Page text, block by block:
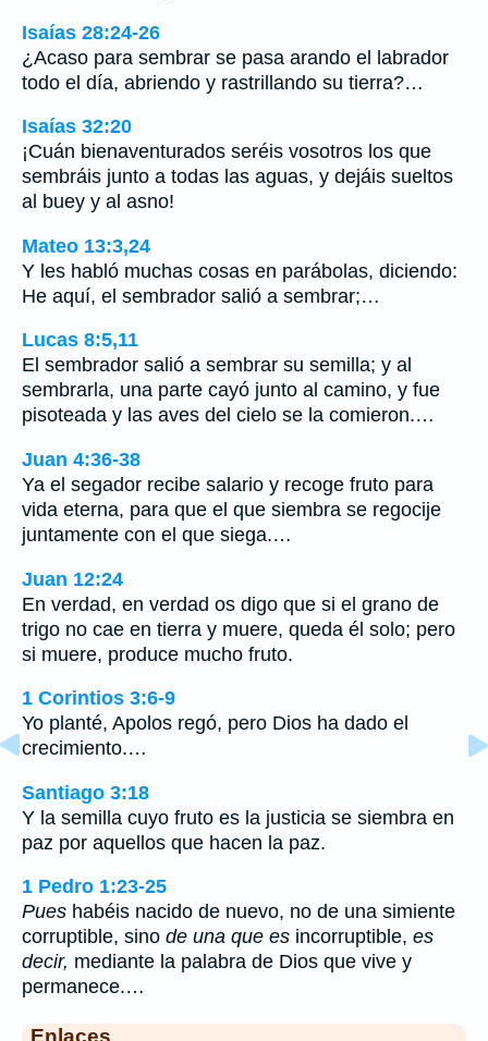
Isaías 28:24-26
¿Acaso para sembrar se pasa arando el labrador
todo el día, abriendo y rastrillando su tierra?…
Isaías 32:20
¡Cuán bienaventurados seréis vosotros los que
sembráis junto a todas las aguas, y dejáis sueltos
al buey y al asno!
Mateo 13:3,24
Y les habló muchas cosas en parábolas, diciendo:
He aquí, el sembrador salió a sembrar;…
Lucas 8:5,11
El sembrador salió a sembrar su semilla; y al
sembrarla, una parte cayó junto al camino, y fue
pisoteada y las aves del cielo se la comieron.…
Juan 4:36-38
Ya el segador recibe salario y recoge fruto para
vida eterna, para que el que siembra se regocije
juntamente con el que siega.…
Juan 12:24
En verdad, en verdad os digo que si el grano de
trigo no cae en tierra y muere, queda él solo; pero
si muere, produce mucho fruto.
1 Corintios 3:6-9
Yo planté, Apolos regó, pero Dios ha dado el
crecimiento.…
Santiago 3:18
Y la semilla cuyo fruto es la justicia se siembra en
paz por aquellos que hacen la paz.
1 Pedro 1:23-25
Pues habéis nacido de nuevo, no de una simiente
corruptible, sino de una que es incorruptible, es
decir, mediante la palabra de Dios que vive y
permanece.…
Enlaces